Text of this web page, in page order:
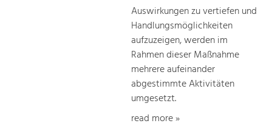
Auswirkungen zu vertiefen und
Handlungsmöglichkeiten
aufzuzeigen, werden im
Rahmen dieser Maßnahme
mehrere aufeinander
abgestimmte Aktivitäten
umgesetzt.
read more »